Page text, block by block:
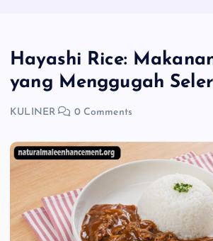
Hayashi Rice:
yang Menggugah
KULINER 0 Comments